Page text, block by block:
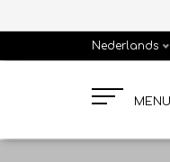
Nederlands
MENU